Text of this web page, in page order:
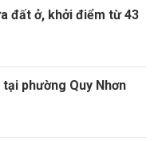
đất ở, khởi điểm từ 43
phường Quy Nhơn